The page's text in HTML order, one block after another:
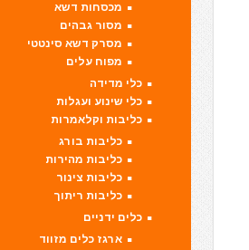
מכסחות דשא
מסור גבהים
מסרק דשא סינטטי
מפוח עלים
כלי מדידה
כלי שינוע ועגלות
כליבות וקלאמרות
כליבות בורג
כליבות מהירות
כליבות צינור
כליבות ריתוך
כלים ידניים
ארגז כלים מזווד